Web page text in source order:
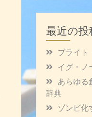
最近の投
ブライト
イグ・ノ
あらゆる
辞典
ゾンビ化